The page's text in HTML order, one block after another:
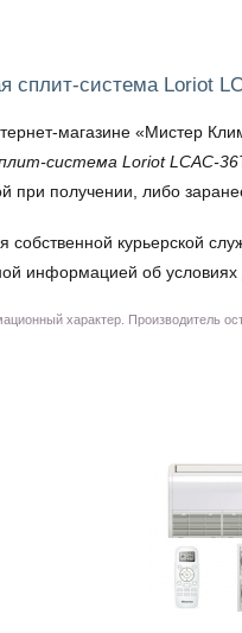
сплит-система Loriot
магазине «Мистер
система Loriot LCAC-
при получении, либо
собственной курьерской
информацией об условиях
характер. Производитель